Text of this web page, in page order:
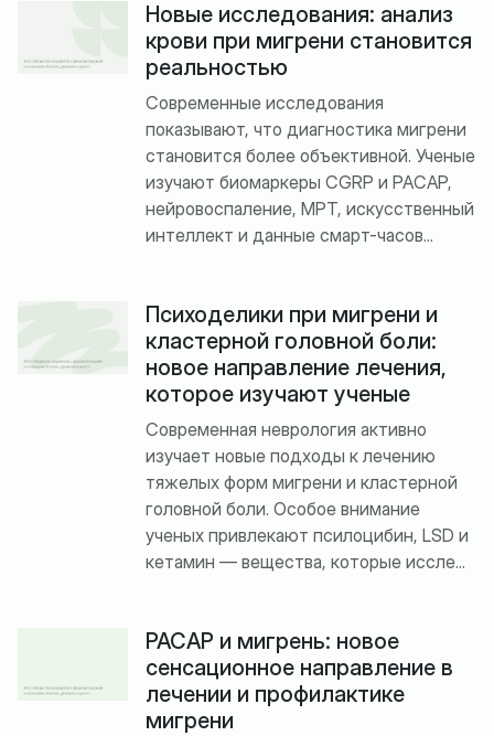
Новые исследования: анализ
крови при мигрени становится
реальностью
Современные исследования
показывают, что диагностика мигрени
становится более объективной. Ученые
изучают биомаркеры CGRP и PACAP,
нейровоспаление, МРТ, искусственный
интеллект и данные смарт-часов...
Психоделики при мигрени и
кластерной головной боли:
новое направление лечения,
которое изучают ученые
Современная неврология активно
изучает новые подходы к лечению
тяжелых форм мигрени и кластерной
головной боли. Особое внимание
ученых привлекают псилоцибин, LSD и
кетамин — вещества, которые иссле...
PACAP и мигрень: новое
сенсационное направление в
лечении и профилактике
мигрени